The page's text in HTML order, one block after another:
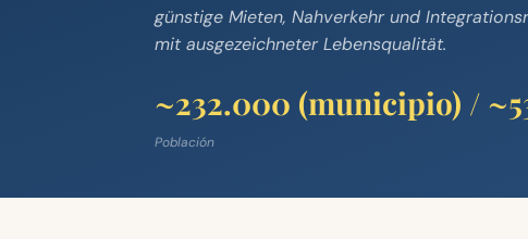
günstige Mieten, Nahverkehr und
mit ausgezeichneter Lebensqualität.
~232.000 (municipio) /
Población